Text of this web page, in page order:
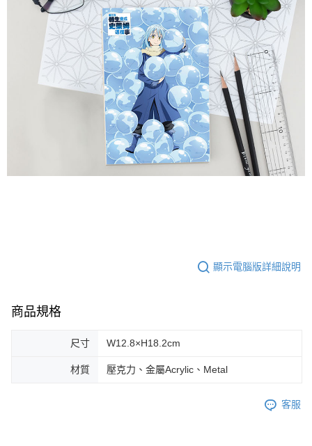
顯示電腦版詳細說明
商品規格
尺寸 W12.8×H18.2cm
材質 壓克力、金屬Acrylic、Metal
客服